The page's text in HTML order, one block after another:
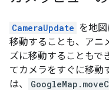
CameraUpdate を地
移動することも、アニ
ズに移動することもで
てカメラをすぐに移動
は、